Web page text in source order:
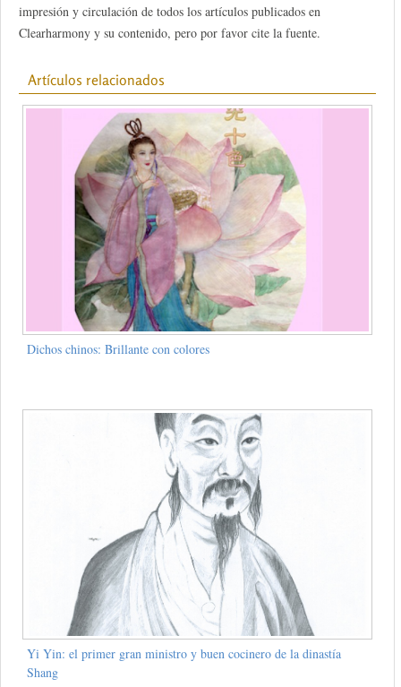
impresión y circulación de todos los artículos publicados en
Clearharmony y su contenido, pero por favor cite la fuente.
Artículos relacionados
Dichos chinos: Brillante con colores
Yi Yin: el primer gran ministro y buen cocinero de la dinastía
Shang